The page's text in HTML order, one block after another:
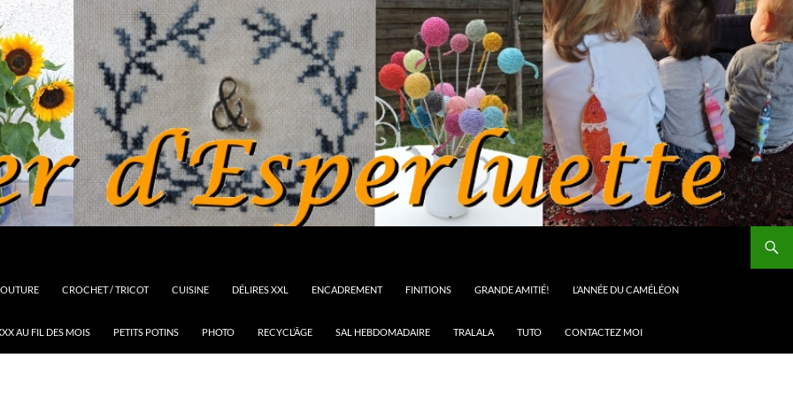
CROCHET / TRICOT CUISINE DÉLIRES XXL ENCADREMENT FINITIONS GRANDE AMITIÉ! L’ANNÉE DU CAMÉLÉON
AU FIL DES MOIS PETITS POTINS PHOTO RECYCL’ÂGE SAL HEBDOMADAIRE TRALALA TUTO CONTACTEZ MOI